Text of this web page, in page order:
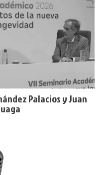
Palacios y Juan